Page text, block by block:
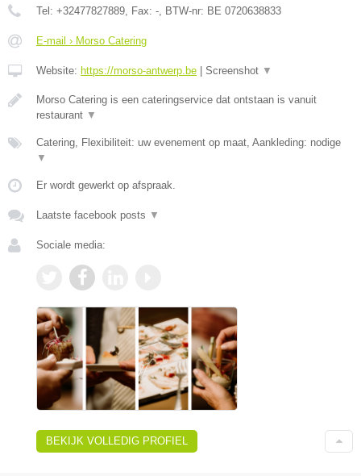
Tel: +32477827889, Fax: -, BTW-nr: BE 0720638833
E-mail › Morso Catering
Website: https://morso-antwerp.be Screenshot ▼
Morso Catering is een cateringservice dat ontstaan is vanuit
restaurant ▼
Catering, Flexibiliteit: uw evenement op maat, Aankleding: nodige
▼
Er wordt gewerkt op afspraak.
Laatste facebook posts ▼
Sociale media:
BEKIJK VOLLEDIG PROFIEL